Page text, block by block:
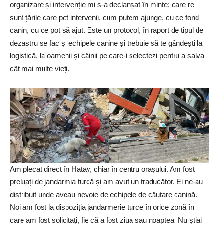
organizare și intervenție mi s-a declanșat în minte: care re
sunt țările care pot intervenii, cum putem ajunge, cu ce fond
canin, cu ce pot să ajut. Este un protocol, în raport de tipul de
dezastru se fac și echipele canine și trebuie să te gândești la
logistică, la oamenii și câinii pe care-i selectezi pentru a salva
cât mai multe vieți.
Am plecat direct în Hatay, chiar în centru orașului. Am fost
preluați de jandarmia turcă și am avut un traducător. Ei ne-au
distribuit unde aveau nevoie de echipele de căutare canină.
Noi am fost la dispoziția jandarmerie turce în orice zonă în
care am fost solicitați, fie că a fost ziua sau noaptea. Nu știai